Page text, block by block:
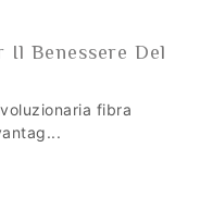
Benessere Del
fibra